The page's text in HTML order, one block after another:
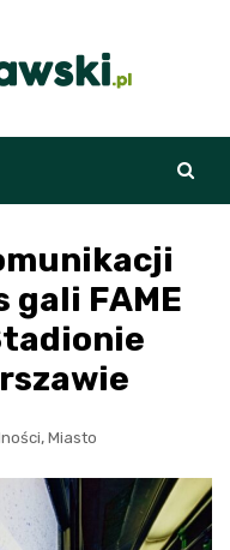
gali FAME
, Miasto